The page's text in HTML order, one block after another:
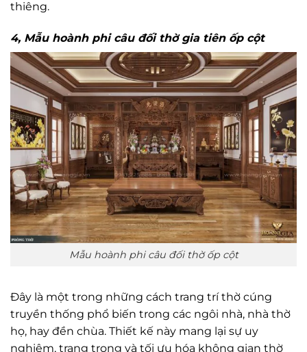
thiêng.
4, Mẫu hoành phi câu đối thờ gia tiên ốp cột
Mẫu hoành phi câu đối thờ ốp cột
Đây là một trong những cách trang trí thờ cúng
truyền thống phổ biến trong các ngôi nhà, nhà thờ
họ, hay đền chùa. Thiết kế này mang lại sự uy
nghiêm, trang trọng và tối ưu hóa không gian thờ